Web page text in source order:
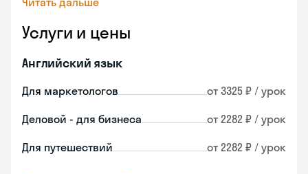
Услуги и цены
Английский язык
Для маркетологов от 3325 ₽ / урок
Деловой - для бизнеса от 2282 ₽ / урок
Для путешествий от 2282 ₽ / урок